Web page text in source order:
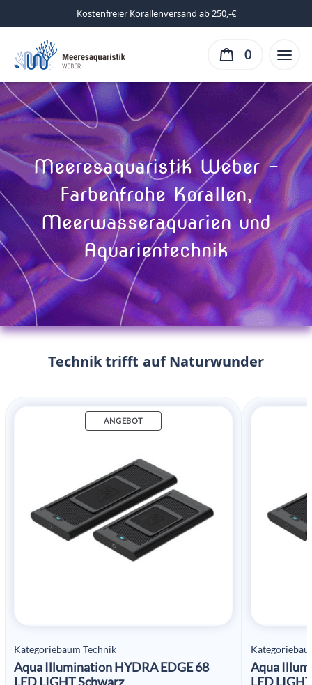
Kostenfreier Korallenversand ab 250,-€
0
Meeresaquaristik Weber –
Farbenfrohe Korallen,
Meerwasseraquarien und
Aquarientechnik
Technik trifft auf Naturwunder
ANGEBOT
Kategoriebaum Technik
Aqua Illumination HYDRA EDGE 68
LED LIGHT Schwarz
Aqua
LED